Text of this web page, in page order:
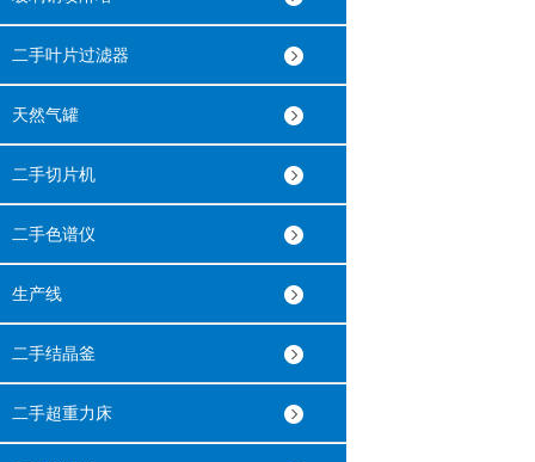
二手叶片过滤器
天然气罐
二手切片机
二手色谱仪
生产线
二手结晶釜
二手超重力床